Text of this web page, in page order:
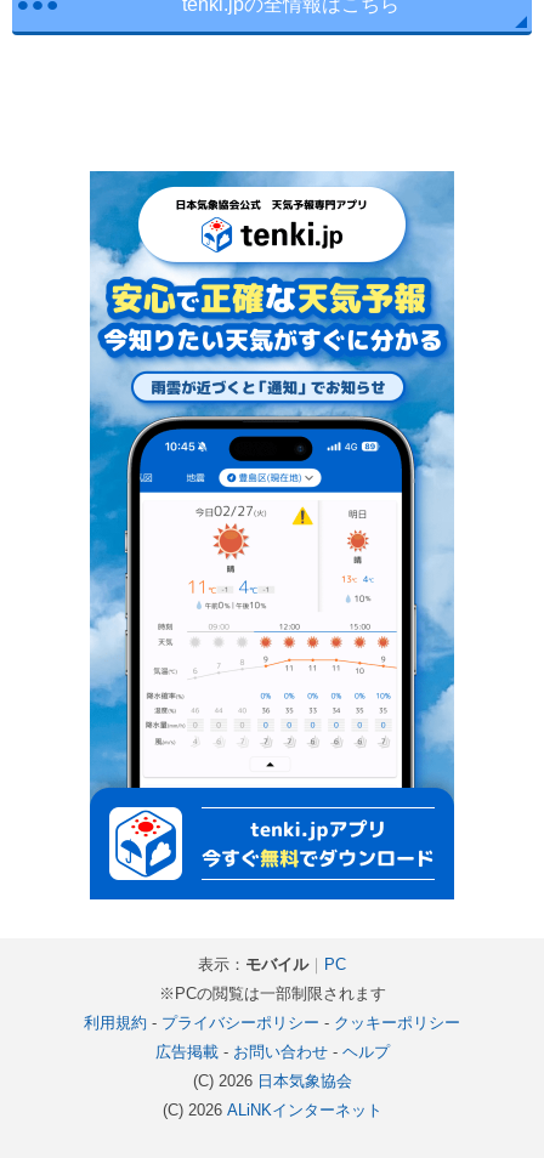
表示： モバイル｜ PC
※PCの閲覧は一部制限されます
利用規約 - プライバシーポリシー - クッキーポリシー
広告掲載- お問い合わせ- ヘルプ
(C) 2026 日本気象協会
(C) 2026 ALiNKインターネット